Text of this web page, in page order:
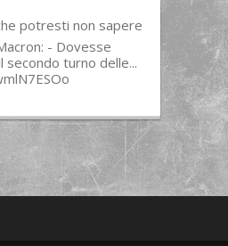
potresti non sapere
- Dovesse
secondo turno delle...